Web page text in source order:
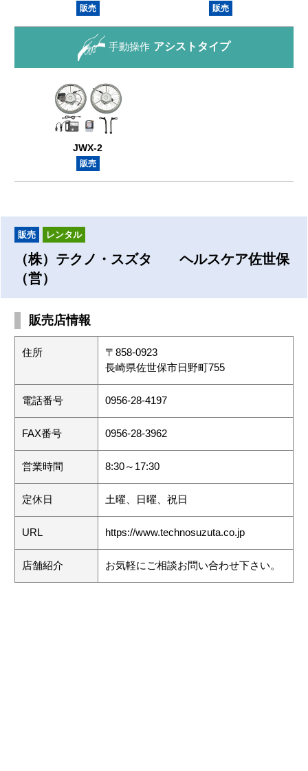
販売 販売
手動操作 アシストタイプ
JWX-2
販売
（株）テクノ・スズタ ヘルスケア佐世保
（営）
販売 レンタル
販売店情報
住所
〒858-0923
長崎県佐世保市日野町755
電話番号 0956-28-4197
FAX番号 0956-28-3962
営業時間 8:30～17:30
定休日 土曜、日曜、祝日
URL https://www.technosuzuta.co.jp
店舗紹介 お気軽にご相談お問い合わせ下さい。